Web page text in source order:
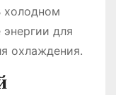
для
охлаждения.